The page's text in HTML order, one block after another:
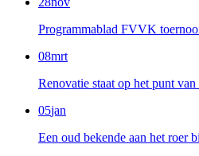
Programmablad FVVK
08mrt
Renovatie staat op het punt van
05jan
Een oud bekende aan het roer